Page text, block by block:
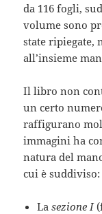
da 116 fogli,
volume sono
state ripiegate,
all’insieme
Il libro non
un certo
raffigurano
immagini ha
natura del
cui è suddiviso:
Lasezione I